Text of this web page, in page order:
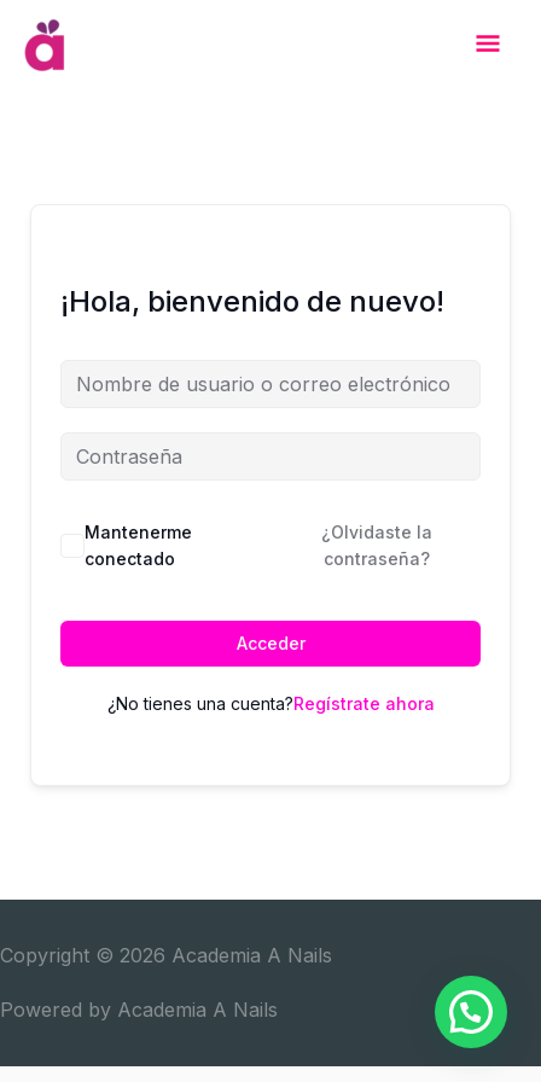
contenido
¡Hola, bienvenido de nuevo!
Mantenerme
conectado
¿Olvidaste la
contraseña?
Acceder
¿No tienes una cuenta?Regístrate ahora
Copyright © 2026 Academia A Nails
Powered by Academia A Nails